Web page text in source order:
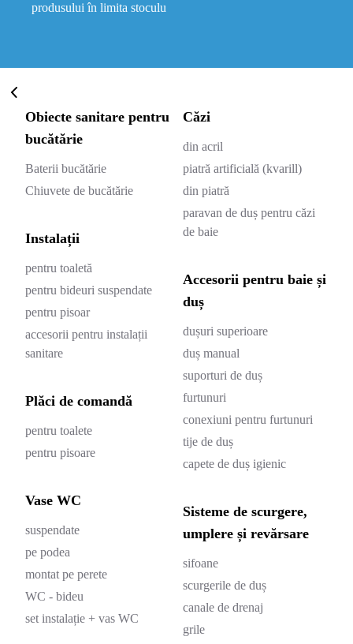
produsului în limita stoculu
Obiecte sanitare pentru
bucătărie
Baterii bucătărie
Chiuvete de bucătărie
Instalații
pentru toaletă
pentru bideuri suspendate
pentru pisoar
accesorii pentru instalații
sanitare
Plăci de comandă
pentru toalete
pentru pisoare
Vase WC
suspendate
pe podea
montat pe perete
WC - bideu
set instalație + vas WC
Căzi
din acril
piatră artificială (kvarill)
din piatră
paravan de duș pentru căzi
de baie
Accesorii pentru baie și
duș
dușuri superioare
duș manual
suporturi de duș
furtunuri
conexiuni pentru furtunuri
tije de duș
capete de duș igienic
Sisteme de scurgere,
umplere și revărsare
sifoane
scurgerile de duș
canale de drenaj
grile